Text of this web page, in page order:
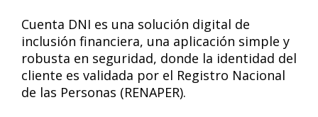
Cuenta DNI es una solución digital de
inclusión financiera, una aplicación simple y
robusta en seguridad, donde la identidad del
cliente es validada por el Registro Nacional
de las Personas (RENAPER).